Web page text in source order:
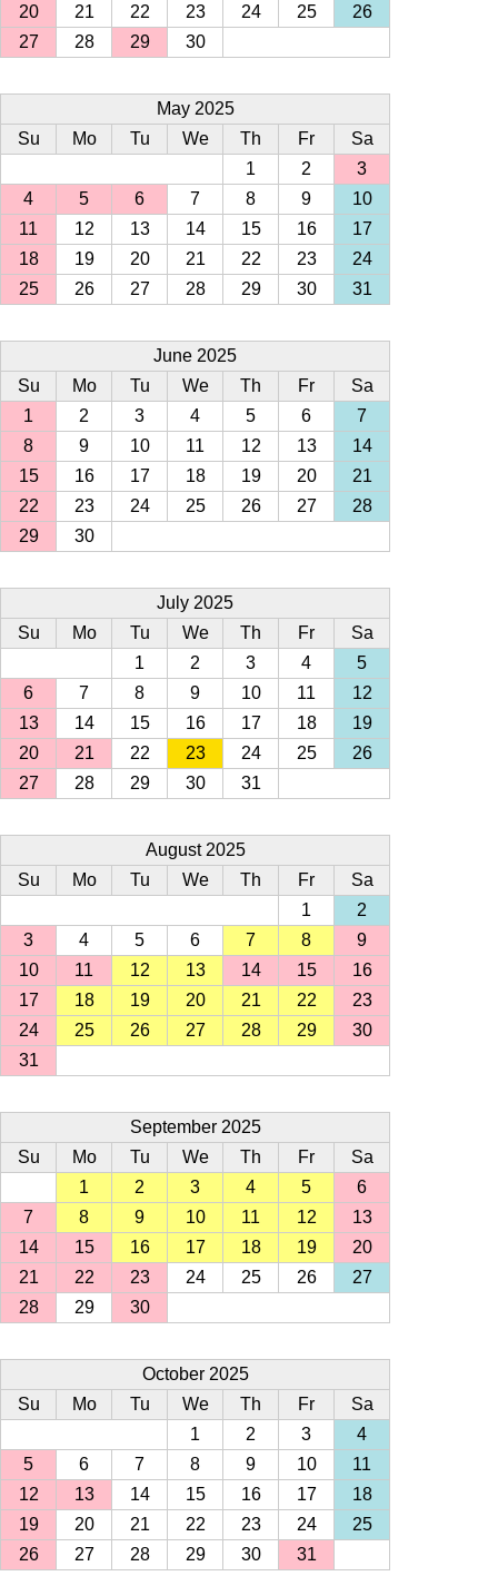
20
21 22 23 24 25
26
27
28 29 30
May 2025
Su
Mo Tu We Th Fr
Sa
1
2
3
4
5 6 7 8 9
10
11
12 13 14 15 16
17
18
19 20 21 22 23
24
25
26 27 28 29 30 31
June 2025
Su
Mo Tu We Th Fr
Sa
1
2 3 4 5 6
7
8
9 10 11 12 13
14
15
16 17 18 19 20
21
22
23 24 25 26 27
28
29
30
July 2025
Su
Mo Tu We Th Fr
Sa
1
2 3 4
5
6
7 8 9 10 11
12
13
14 15 16 17 18
19
20
21 22 23 24 25
26
27
28 29 30 31
August 2025
Su
Mo Tu We Th Fr
Sa
1
2
3
4 5 6 7 8
9
10
11 12 13 14 15
16
17
18 19 20 21 22
23
24
25 26 27 28 29
30
31
September 2025
Su
Mo Tu We Th Fr
Sa
1
2 3 4 5
6
7
8 9 10 11 12
13
14
15 16 17 18 19
20
21
22 23 24 25 26
27
28
29 30
October 2025
Su
Mo Tu We Th Fr
Sa
1
2 3
4
5
6 7 8 9 10
11
12
13 14 15 16 17
18
19
20 21 22 23 24
25
26
27 28 29 30 31